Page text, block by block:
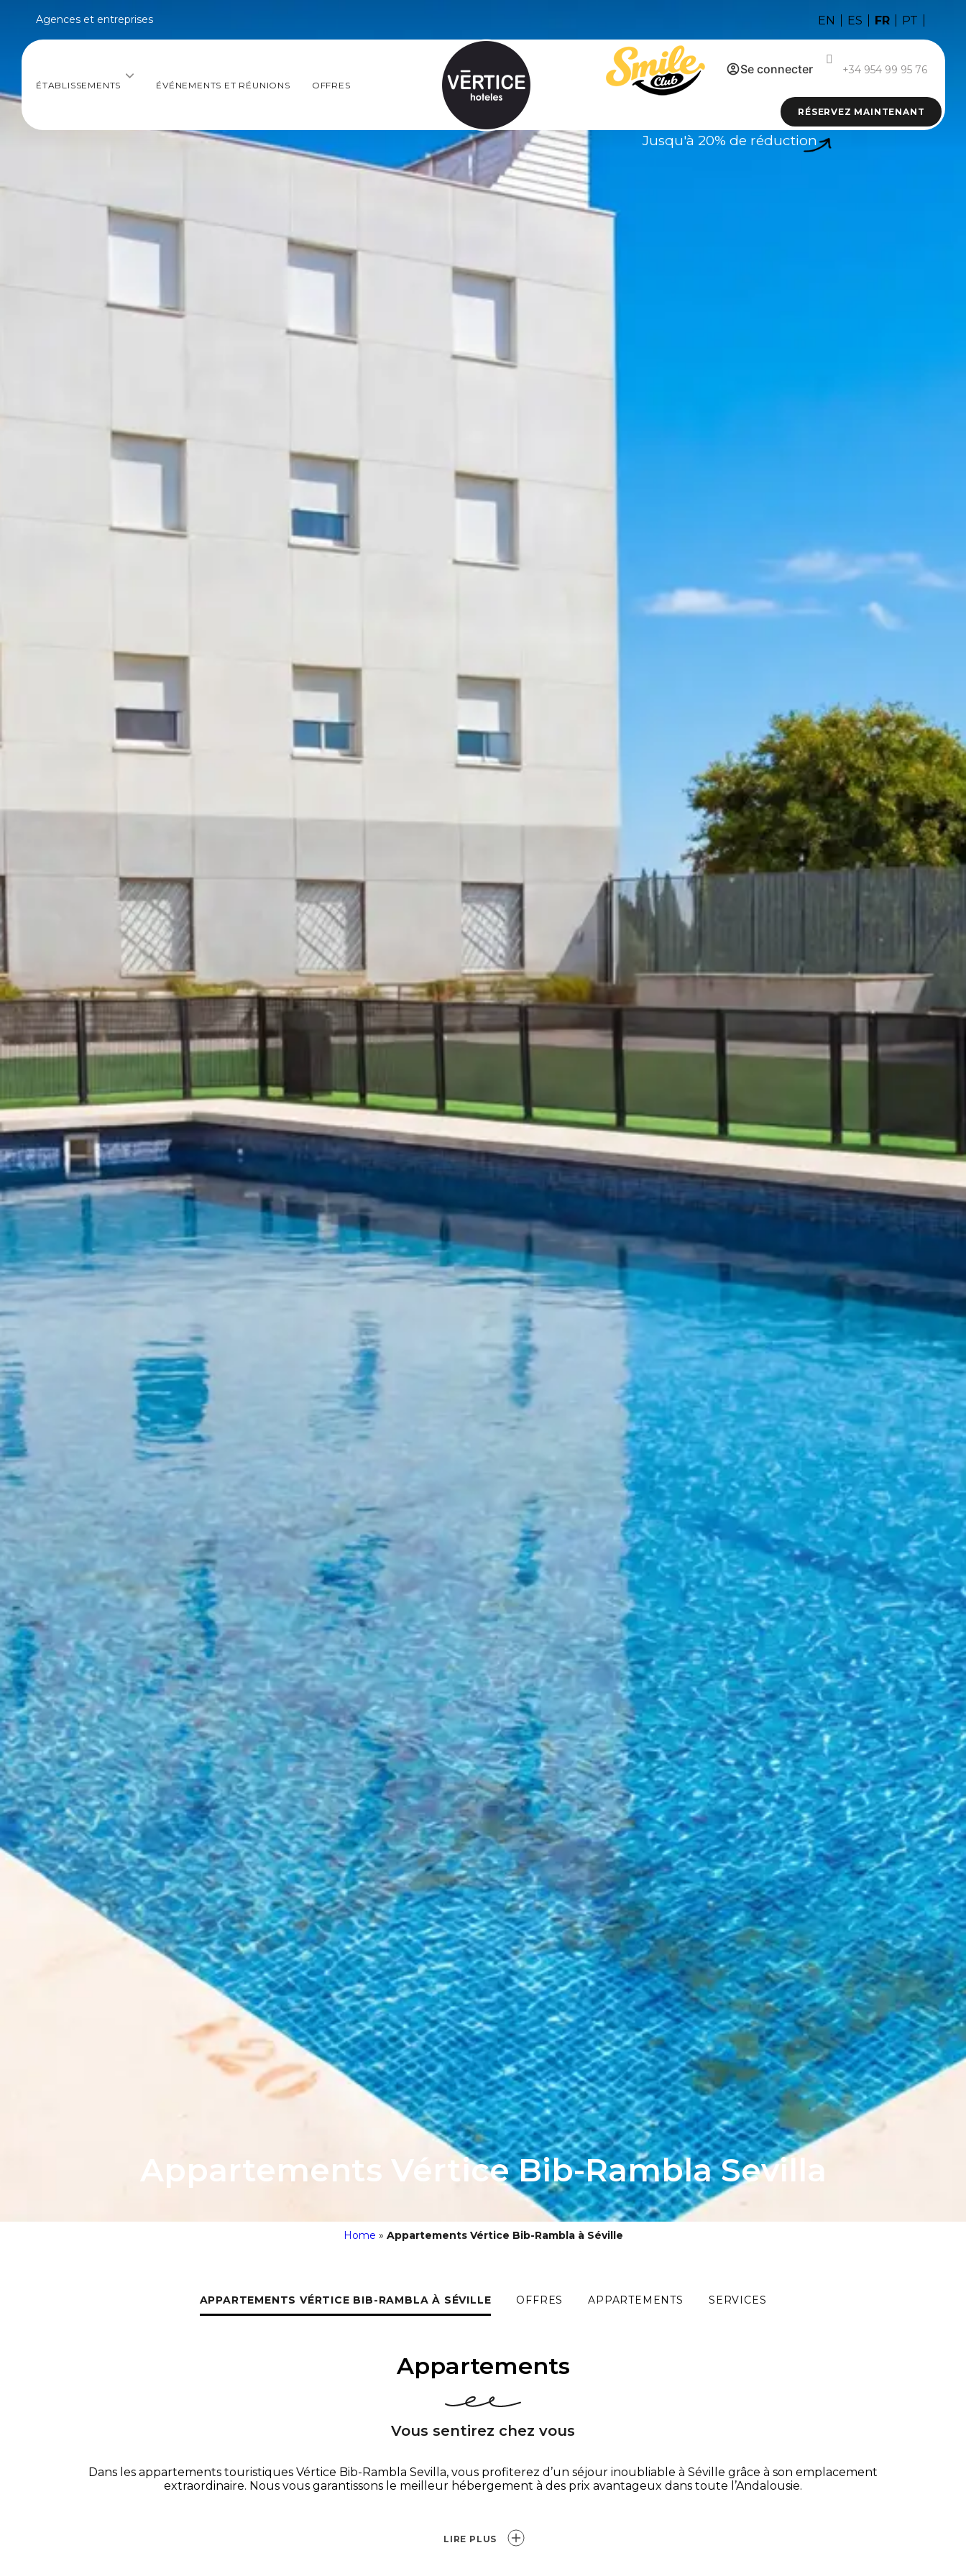
Agences et entreprises EN ES FR PT
ÉTABLISSEMENTS ÉVÉNEMENTS ET RÉUNIONS OFFRES
Se connecter +34 954 99 95 76
RÉSERVEZ MAINTENANT
Jusqu'à 20% de réduction
Appartements Vértice Bib-Rambla Sevilla
Home » Appartements Vértice Bib-Rambla à Séville
APPARTEMENTS VÉRTICE BIB-RAMBLA À SÉVILLE OFFRES APPARTEMENTS SERVICES
Appartements
Vous sentirez chez vous
Dans les appartements touristiques Vértice Bib-Rambla Sevilla, vous profiterez d’un séjour inoubliable à Séville grâce à son emplacement
extraordinaire. Nous vous garantissons le meilleur hébergement à des prix avantageux dans toute l’Andalousie.
LIRE PLUS